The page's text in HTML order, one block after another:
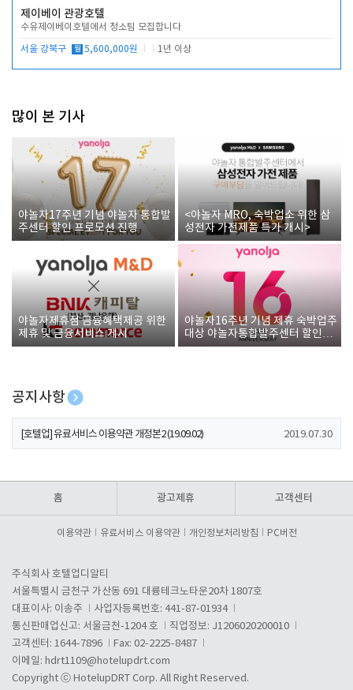
제이베이 관광호텔
수유제이베이호텔에서 청소팀 모집합니다
서울 강북구 월 5,600,000원 1년 이상
많이 본 기사
야놀자17주년 기념 야놀자 통합발
주센터 할인 프로모션 진행
<야놀자 MRO, 숙박업소 위한 삼
성전자 가전제품 특가 개시>
야놀자제휴점 금융혜택제공 위한
제휴 및 금융서비스 게시
야놀자16주년 기념 제휴 숙박업주
대상 야놀자통합발주센터 할인쿠
폰 증정
공지사항
[호텔업] 개인정보 처리방침 개정본1 (19.09.02)
[호텔업] 유료서비스 이용약관 개정본2 (19.09.02) 2019.07.30
홈 광고제휴 고객센터
이용약관 유료서비스 이용약관 개인정보처리방침 PC버전
주식회사 호텔업디알티
서울특별시 금천구 가산동 691 대륭테크노타운20차 1807호
대표이사: 이송주
사업자등록번호: 441-87-01934
통신판매업신고: 서울금천-1204 호
직업정보: J1206020200010
고객센터: 1644-7896
Fax: 02-2225-8487
이메일: hdrt1109@hotelupdrt.com
Copyright ⓒ HotelupDRT Corp. All Right Reserved.